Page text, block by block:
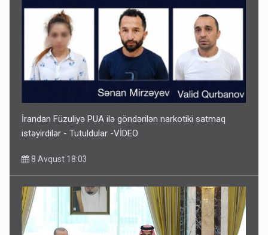
İrandan Füzuliyə PUA ilə göndərilən narkotiki satmaq
istəyirdilər - Tutuldular -VİDEO
8 Avqust 18:03